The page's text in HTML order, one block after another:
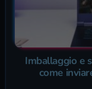
Imballaggio e
come